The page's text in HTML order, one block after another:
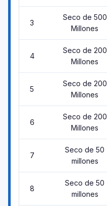
3
Seco de 500
Millones
4
Seco de 200
Millones
5
Seco de 200
Millones
6
Seco de 200
Millones
7
Seco de 50
millones
8
Seco de 50
millones